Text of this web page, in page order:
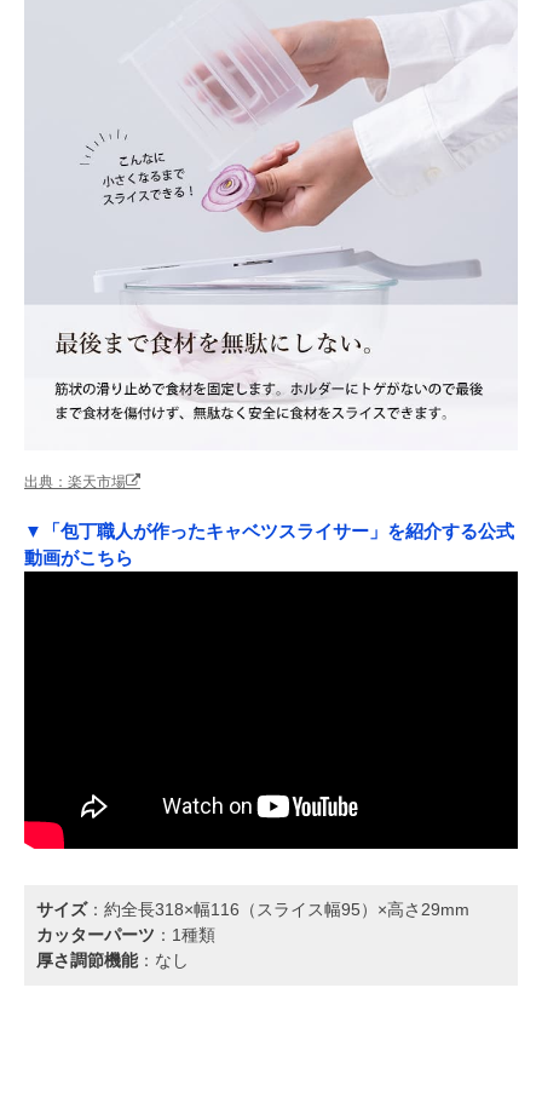
出典：楽天市場
▼「包丁職人が作ったキャベツスライサー」を紹介する公式
動画がこちら
サイズ：約全長318×幅116（スライス幅95）×高さ29mm
カッターパーツ ：1種類
厚さ調節機能：なし